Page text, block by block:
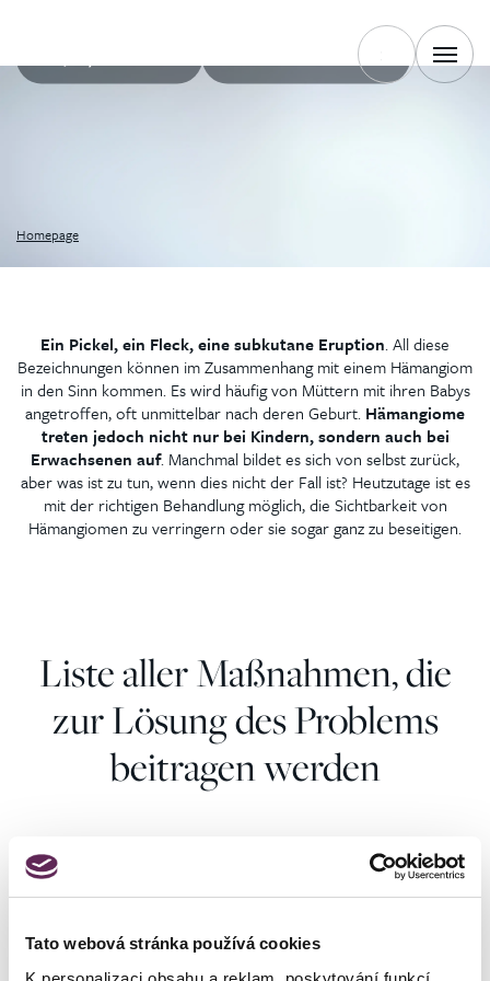
Tato webová stránka používá cookies
Homepage
SCHREIBEN SIE UNS
Ein Pickel, ein Fleck, eine subkutane Eruption. All diese
Bezeichnungen können im Zusammenhang mit einem Hämangiom
in den Sinn kommen. Es wird häufig von Müttern mit ihren Babys
angetroffen, oft unmittelbar nach deren Geburt. Hämangiome
treten jedoch nicht nur bei Kindern, sondern auch bei
Erwachsenen auf. Manchmal bildet es sich von selbst zurück,
aber was ist zu tun, wenn dies nicht der Fall ist? Heutzutage ist es
mit der richtigen Behandlung möglich, die Sichtbarkeit von
Hämangiomen zu verringern oder sie sogar ganz zu beseitigen.
Liste aller Maßnahmen, die
zur Lösung des Problems
beitragen werden
Lasertherapie
Hämangiomen
Problems? Wir können Ihnen helfen.